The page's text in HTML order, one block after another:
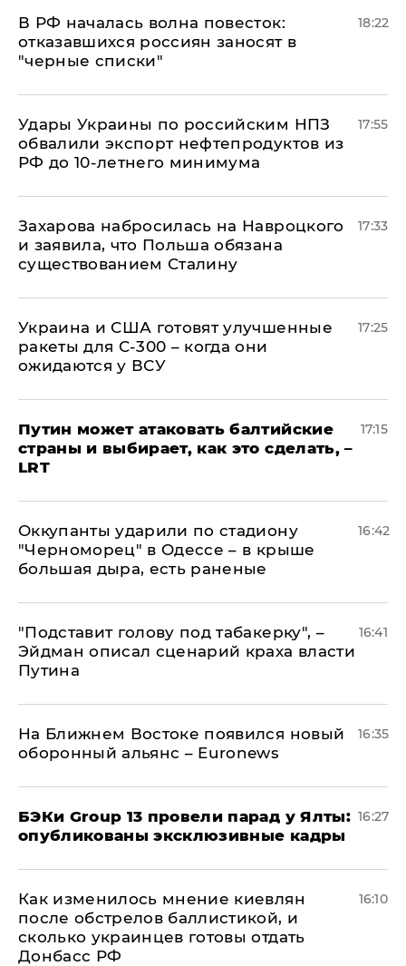
​В РФ началась волна повесток:
отказавшихся россиян заносят в
"черные списки"
18:22
Удары Украины по российским НПЗ
обвалили экспорт нефтепродуктов из
РФ до 10-летнего минимума
17:55
​Захарова набросилась на Навроцкого
и заявила, что Польша обязана
существованием Сталину
17:33
Украина и США готовят улучшенные
ракеты для С-300 – когда они
ожидаются у ВСУ
17:25
Путин может атаковать балтийские
страны и выбирает, как это сделать, –
LRT
17:15
Оккупанты ударили по стадиону
"Черноморец" в Одессе – в крыше
большая дыра, есть раненые
16:42
​"Подставит голову под табакерку", –
Эйдман описал сценарий краха власти
Путина
16:41
На Ближнем Востоке появился новый
оборонный альянс – Euronews
16:35
​БЭКи Group 13 провели парад у Ялты:
опубликованы эксклюзивные кадры
16:27
Как изменилось мнение киевлян
после обстрелов баллистикой, и
сколько украинцев готовы отдать
Донбасс РФ
16:10